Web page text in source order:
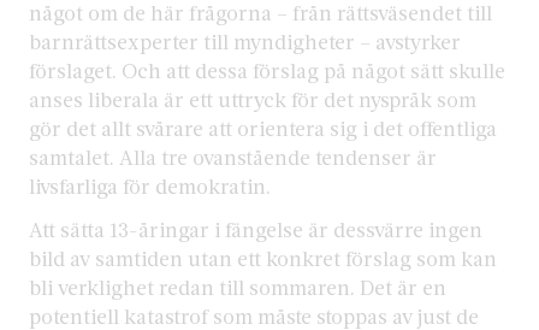
något om de här frågorna – från rättsväsendet till
barnrättsexperter till myndigheter – avstyrker
förslaget. Och att dessa förslag på något sätt skulle
anses liberala är ett uttryck för det nyspråk som
gör det allt svårare att orientera sig i det offentliga
samtalet. Alla tre ovanstående tendenser är
livsfarliga för demokratin.
Att sätta 13-åringar i fängelse är dessvärre ingen
bild av samtiden utan ett konkret förslag som kan
bli verklighet redan till sommaren. Det är en
potentiell katastrof som måste stoppas av just de